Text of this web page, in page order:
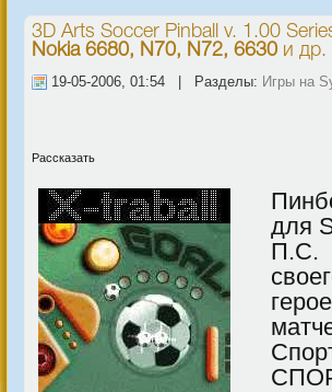
3D Arts Soccer Pinball v. 1.00
Nokia 6680, N70, N72, 6630и др.
19-05-2006, 01:54 | Разделы: Игры на
Рассказать
для
П.С.